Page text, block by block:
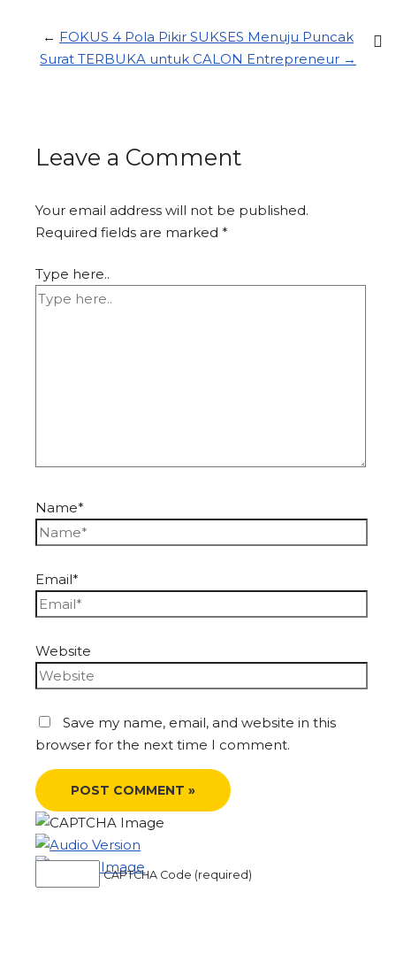
← FOKUS 4 Pola Pikir SUKSES Menuju Puncak
Surat TERBUKA untuk CALON Entrepreneur →
Leave a Comment
Your email address will not be published.
Required fields are marked*
Type here..
Name*
Email*
Website
Save my name, email, and website in this
browser for the next time I comment.
CAPTCHA Code (required)